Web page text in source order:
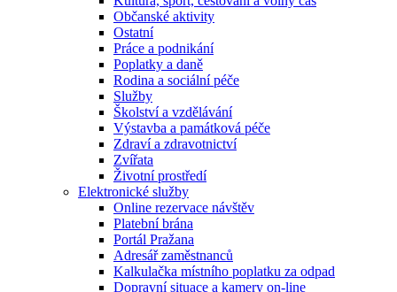
Občanské aktivity
Ostatní
Práce a podnikání
Poplatky a daně
Rodina a sociální péče
Služby
Školství a vzdělávání
Výstavba a památková péče
Zdraví a zdravotnictví
Zvířata
Životní prostředí
Elektronické služby
Online rezervace návštěv
Platební brána
Portál Pražana
Adresář zaměstnanců
Kalkulačka místního poplatku za odpad
Dopravní situace a kamery on-line